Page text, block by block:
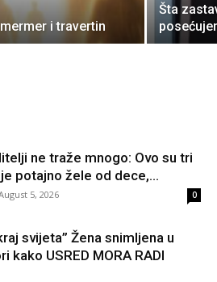
i travertin
Šta
ne traže mnogo: Ovo su tri
potajno žele od dece,...
5, 2026 0
svijeta” Žena snimljena u
kako USRED MORA RADI